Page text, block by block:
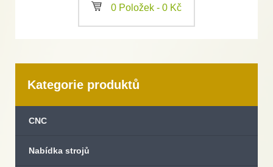
a 0 Položek - 0 Kč
Kategorie produktů
CNC
Nabídka strojů